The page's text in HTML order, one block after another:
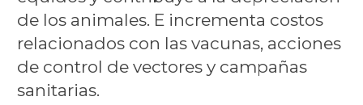
de los animales. E incrementa costos
relacionados con las vacunas, acciones
de control de vectores y campañas
sanitarias.